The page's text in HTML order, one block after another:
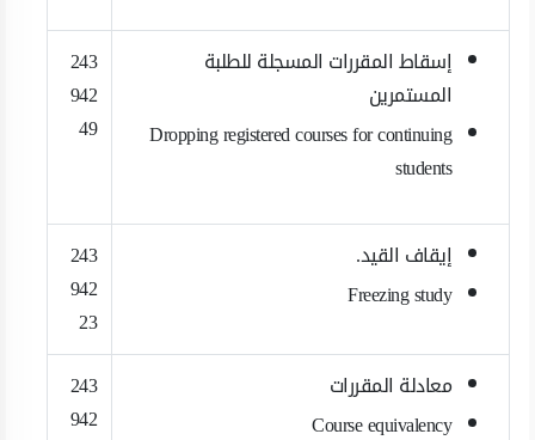
إسقاط المقررات المسجلة للطلبة
المستمرين
Dropping registered courses for continuing
students
243
942
49
إيقاف القيد.
Freezing study
243
942
23
معادلة المقررات
Course equivalency
243
942